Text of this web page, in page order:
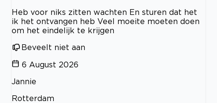
Heb voor niks zitten wachten En sturen dat het
ik het ontvangen heb Veel moeite moeten doen
om het eindelijk te krijgen
Beveelt niet aan
6 August 2026
Jannie
Rotterdam